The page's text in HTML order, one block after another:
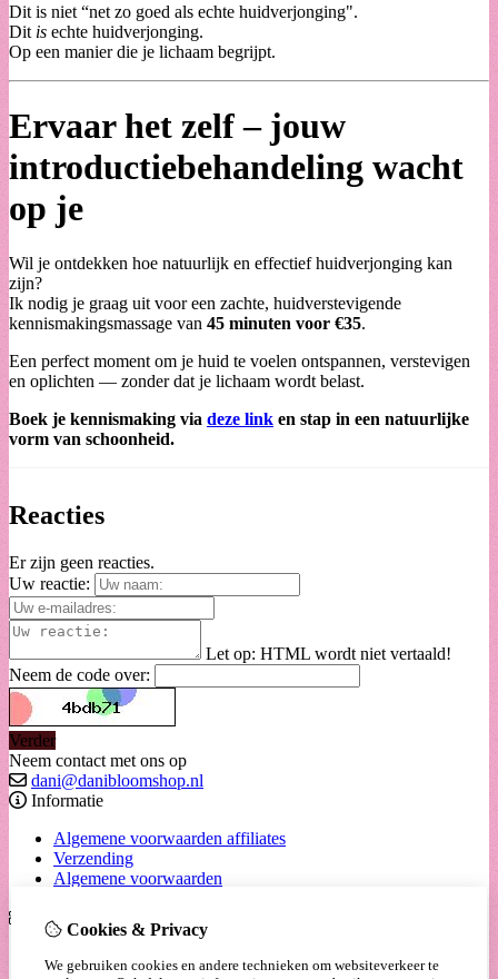
Dit is niet “net zo goed als echte huidverjonging".
Dit is echte huidverjonging.
Op een manier die je lichaam begrijpt.
Ervaar het zelf – jouw
introductiebehandeling wacht
op je
Wil je ontdekken hoe natuurlijk en effectief huidverjonging kan
zijn?
Ik nodig je graag uit voor een zachte, huidverstevigende
kennismakingsmassage van 45 minuten voor €35.
Een perfect moment om je huid te voelen ontspannen, verstevigen
en oplichten — zonder dat je lichaam wordt belast.
Boek je kennismaking via deze link en stap in een natuurlijke
vorm van schoonheid.
Reacties
Er zijn geen reacties.
Uw reactie:
Let op: HTML wordt niet vertaald!
Neem de code over:
Verder
Neem contact met ons op
dani@danibloomshop.nl
Informatie
Algemene voorwaarden affiliates
Verzending
Algemene voorwaarden
Extra
Aanbiedingen
Cookies & Privacy
We gebruiken cookies en andere technieken om websiteverkeer te